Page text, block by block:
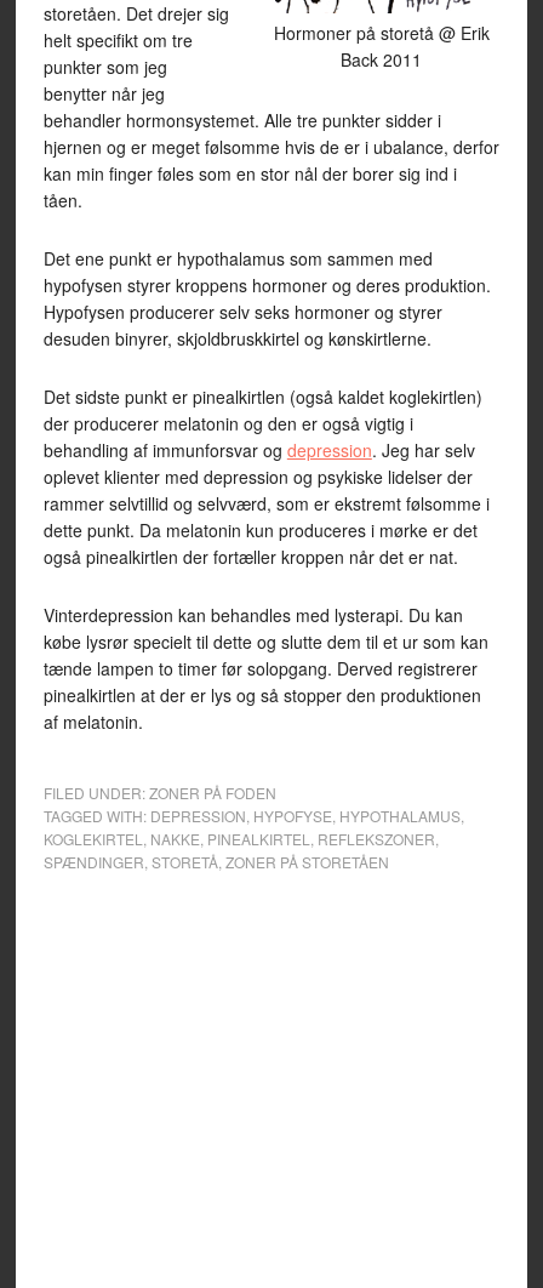
Hormoner på storetå @ Erik
Back 2011
storetåen. Det drejer sig
helt specifikt om tre
punkter som jeg
benytter når jeg
behandler hormonsystemet. Alle tre punkter sidder i
hjernen og er meget følsomme hvis de er i ubalance, derfor
kan min finger føles som en stor nål der borer sig ind i
tåen.
Det ene punkt er hypothalamus som sammen med
hypofysen styrer kroppens hormoner og deres produktion.
Hypofysen producerer selv seks hormoner og styrer
desuden binyrer, skjoldbruskkirtel og kønskirtlerne.
Det sidste punkt er pinealkirtlen (også kaldet koglekirtlen)
der producerer melatonin og den er også vigtig i
behandling af immunforsvar og depression. Jeg har selv
oplevet klienter med depression og psykiske lidelser der
rammer selvtillid og selvværd, som er ekstremt følsomme i
dette punkt. Da melatonin kun produceres i mørke er det
også pinealkirtlen der fortæller kroppen når det er nat.
Vinterdepression kan behandles med lysterapi. Du kan
købe lysrør specielt til dette og slutte dem til et ur som kan
tænde lampen to timer før solopgang. Derved registrerer
pinealkirtlen at der er lys og så stopper den produktionen
af melatonin.
FILED UNDER:ZONER PÅ FODEN
TAGGED WITH: DEPRESSION HYPOFYSE HYPOTHALAMUS,
KOGLEKIRTEL
NAKKE PINEALKIRTEL REFLEKSZONER
SPÆNDINGER STORETÅ, ZONER PÅ STORETÅEN